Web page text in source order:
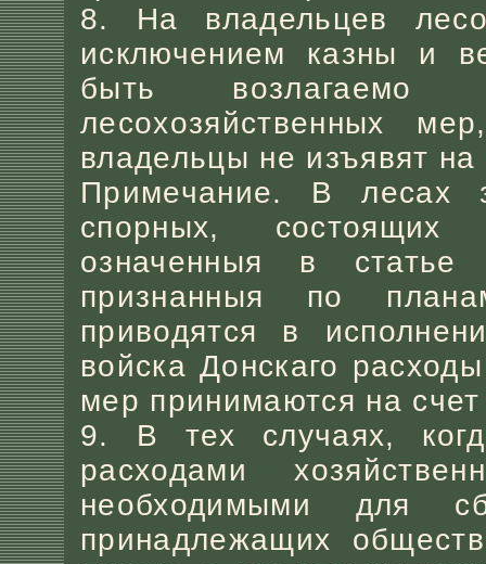
8. На владельцев
исключением казны и
быть возлагаемо
лесохозяйственных
владельцы не изъявят на
Примечание. В лесах
спорных,
означенныя в статье
признанныя по
приводятся в
войска Донскаго
мер принимаются на
9. В тех случаях,
расходами
необходимыми для
принадлежащих